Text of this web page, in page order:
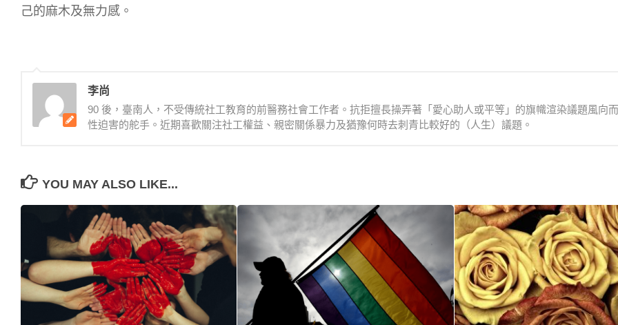
己的麻木及無力感。
李尚
90 後，臺南人，不受傳統社工教育的前醫務社會工作者。抗拒擅長操弄著「愛心助人或平等」的旗幟渲染議題風向
性迫害的舵手。近期喜歡關注社工權益、親密關係暴力及猶豫何時去刺青比較好的（人生）議題。
YOU MAY ALSO LIKE...